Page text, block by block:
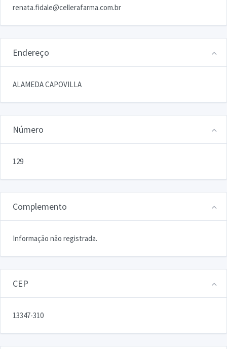
renata.fidale@cellerafarma.com.br
Endereço
ALAMEDA CAPOVILLA
Número
129
Complemento
Informação não registrada.
CEP
13347-310